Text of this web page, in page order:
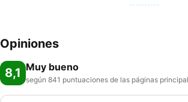
Opiniones
8,1 Muy bueno
según 841 puntuaciones de las páginas